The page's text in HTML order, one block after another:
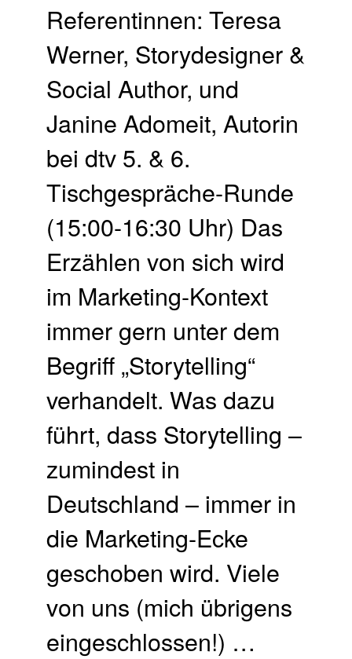
Referentinnen: Teresa
Werner, Storydesigner &
Social Author, und
Janine Adomeit, Autorin
bei dtv 5. & 6.
Tischgespräche-Runde
(15:00-16:30 Uhr) Das
Erzählen von sich wird
im Marketing-Kontext
immer gern unter dem
Begriff „Storytelling“
verhandelt. Was dazu
führt, dass Storytelling –
zumindest in
Deutschland – immer in
die Marketing-Ecke
geschoben wird. Viele
von uns (mich übrigens
eingeschlossen!) …